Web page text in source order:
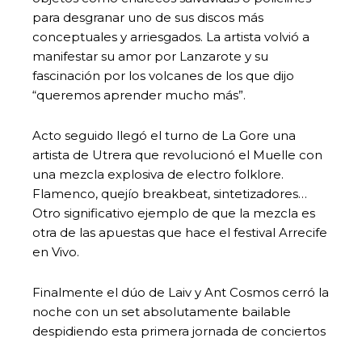
para desgranar uno de sus discos más
conceptuales y arriesgados. La artista volvió a
manifestar su amor por Lanzarote y su
fascinación por los volcanes de los que dijo
“queremos aprender mucho más”.
Acto seguido llegó el turno de La Gore una
artista de Utrera que revolucionó el Muelle con
una mezcla explosiva de electro folklore.
Flamenco, quejío breakbeat, sintetizadores…
Otro significativo ejemplo de que la mezcla es
otra de las apuestas que hace el festival Arrecife
en Vivo.
Finalmente el dúo de Laiv y Ant Cosmos cerró la
noche con un set absolutamente bailable
despidiendo esta primera jornada de conciertos